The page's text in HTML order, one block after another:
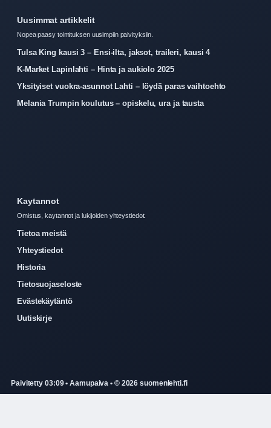
Uusimmat artikkelit
Nopea paasy toimituksen uusimpiin paivityksiin.
Tulsa King kausi 3 – Ensi-ilta, jaksot, traileri, kausi 4
K-Market Lapinlahti – Hinta ja aukiolo 2025
Yksityiset vuokra-asunnot Lahti – löydä paras vaihtoehto
Melania Trumpin koulutus – opiskelu, ura ja tausta
Kaytannot
Omistus, kaytannot ja lukijoiden yhteystiedot.
Tietoa meistä
Yhteystiedot
Historia
Tietosuojaseloste
Evästekäytäntö
Uutiskirje
Paivitetty 03:09 • Aamupaiva • © 2026 suomenlehti.fi